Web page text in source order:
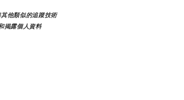
他類似的追蹤技術
揭露個人資料